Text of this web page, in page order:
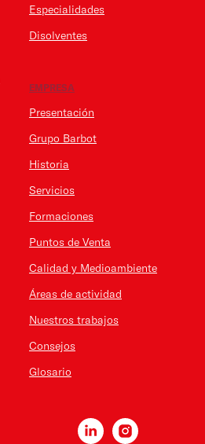
Especialidades
Disolventes
EMPRESA
Presentación
Grupo Barbot
Historia
Servicios
Formaciones
Puntos de Venta
Calidad y Medioambiente
Áreas de actividad
Nuestros trabajos
Consejos
Glosario